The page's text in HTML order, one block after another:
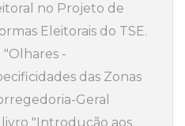
no Projeto de
Eleitorais do TSE.
-
das Zonas
Geral
"Introdução aos